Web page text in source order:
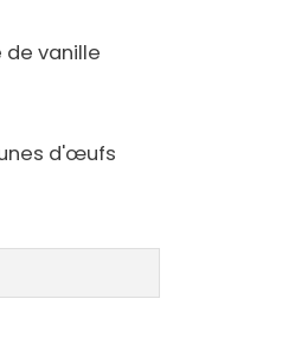
de vanille
d'œufs